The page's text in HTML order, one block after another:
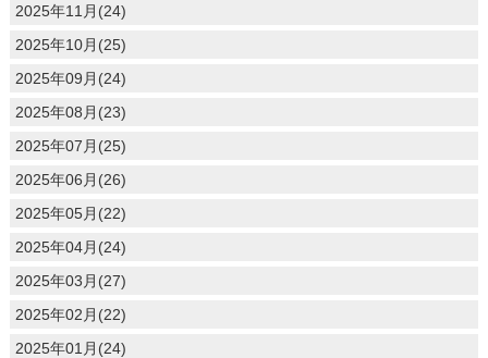
2025年11月(24)
2025年10月(25)
2025年09月(24)
2025年08月(23)
2025年07月(25)
2025年06月(26)
2025年05月(22)
2025年04月(24)
2025年03月(27)
2025年02月(22)
2025年01月(24)